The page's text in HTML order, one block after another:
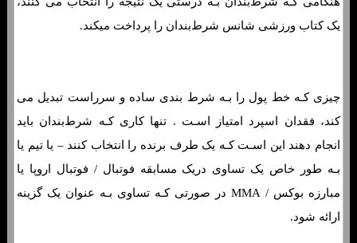
یک کتاب ورزشی شانس شرط‌بندان را پرداخت میکند.
چیزی کـه خط پول را بـه شرط بندی ساده و سرراست تبدیل می
کند، فقدان اسپرد امتیاز اسـت . تنها کاری کـه شرط‌بندان باید
انجام دهند این اسـت کـه یک طرف برنده را انتخاب کنند – یا تیم یا
بـه طور خاص یک تساوی دریک مسابقه فوتبال / فوتبال اروپا یا
مبارزه بوکس / MMA در صورتی کـه تساوی بـه عنوان یک گزینه
ارائه شود.